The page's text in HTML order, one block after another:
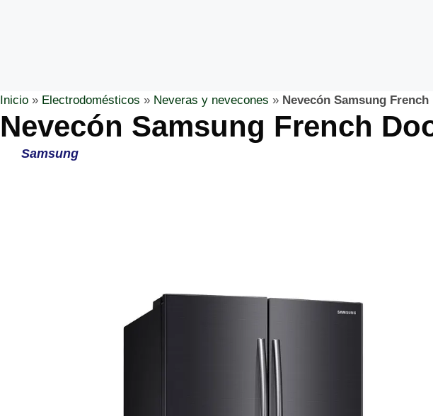
Inicio » Electrodomésticos » Neveras y nevecones » Nevecón Samsung
Nevecón Samsung French
Samsung